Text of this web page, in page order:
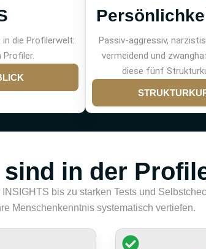
die Profilerwelt:
Profiler.
Passiv-aggressiv,
vermeidend und
diese fünf
in der
bis zu starken Tests und
Menschenkenntnis systematisch vertiefen.